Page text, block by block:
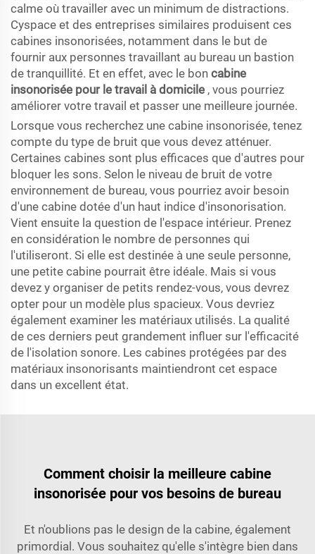
calme où travailler avec un minimum de distractions.
Cyspace et des entreprises similaires produisent ces
cabines insonorisées, notamment dans le but de
fournir aux personnes travaillant au bureau un bastion
de tranquillité. Et en effet, avec le bon cabine
insonorisée pour le travail à domicile , vous pourriez
améliorer votre travail et passer une meilleure journée.
Lorsque vous recherchez une cabine insonorisée, tenez
compte du type de bruit que vous devez atténuer.
Certaines cabines sont plus efficaces que d'autres pour
bloquer les sons. Selon le niveau de bruit de votre
environnement de bureau, vous pourriez avoir besoin
d'une cabine dotée d'un haut indice d'insonorisation.
Vient ensuite la question de l'espace intérieur. Prenez
en considération le nombre de personnes qui
l'utiliseront. Si elle est destinée à une seule personne,
une petite cabine pourrait être idéale. Mais si vous
devez y organiser de petits rendez-vous, vous devrez
opter pour un modèle plus spacieux. Vous devriez
également examiner les matériaux utilisés. La qualité
de ces derniers peut grandement influer sur l'efficacité
de l'isolation sonore. Les cabines protégées par des
matériaux insonorisants maintiendront cet espace
dans un excellent état.
Comment choisir la meilleure cabine
insonorisée pour vos besoins de bureau
Et n'oublions pas le design de la cabine, également
primordial. Vous souhaitez qu'elle s'intègre bien dans